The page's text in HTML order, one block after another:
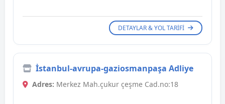
DETAYLAR & YOL TARIFI
İstanbul-avrupa-gaziosmanpaşa Adliye
Adres: Merkez Mah.çukur çeşme Cad.no:18